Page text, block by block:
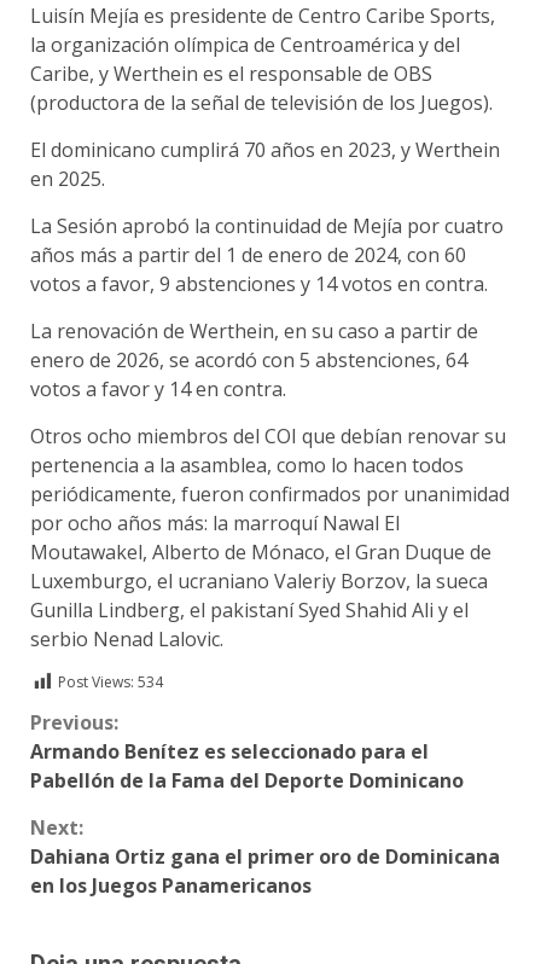
Luisín Mejía es presidente de Centro Caribe Sports,
la organización olímpica de Centroamérica y del
Caribe, y Werthein es el responsable de OBS
(productora de la señal de televisión de los Juegos).
El dominicano cumplirá 70 años en 2023, y Werthein
en 2025.
La Sesión aprobó la continuidad de Mejía por cuatro
años más a partir del 1 de enero de 2024, con 60
votos a favor, 9 abstenciones y 14 votos en contra.
La renovación de Werthein, en su caso a partir de
enero de 2026, se acordó con 5 abstenciones, 64
votos a favor y 14 en contra.
Otros ocho miembros del COI que debían renovar su
pertenencia a la asamblea, como lo hacen todos
periódicamente, fueron confirmados por unanimidad
por ocho años más: la marroquí Nawal El
Moutawakel, Alberto de Mónaco, el Gran Duque de
Luxemburgo, el ucraniano Valeriy Borzov, la sueca
Gunilla Lindberg, el pakistaní Syed Shahid Ali y el
serbio Nenad Lalovic.
Post Views: 534
Continue
Reading
Previous:
Armando Benítez es seleccionado para el
Pabellón de la Fama del Deporte Dominicano
Next:
Dahiana Ortiz gana el primer oro de Dominicana
en los Juegos Panamericanos